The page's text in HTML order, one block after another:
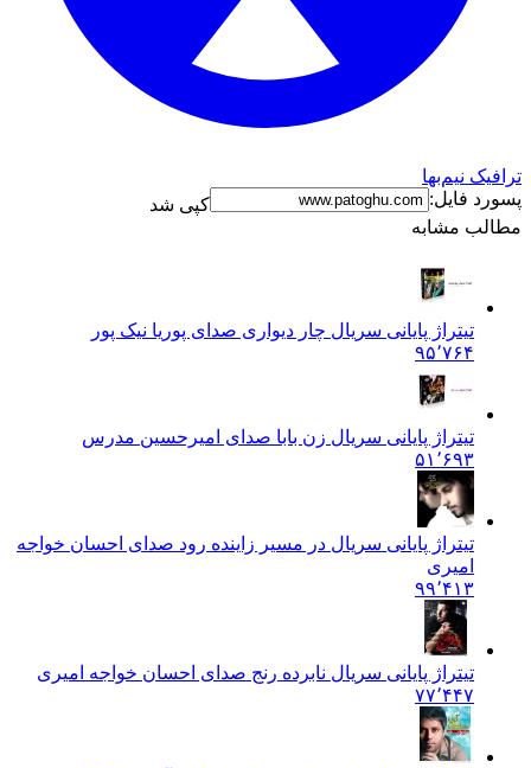
ترافیک نیم‌بها
پسورد فایل:
کپی شد
مطالب مشابه
تیتراژ پایانی سریال چار دیواری صدای پوریا نیک پور
۹۵٬۷۶۴
تیتراژ پایانی سریال زن بابا صدای امیرحسین مدرس
۵۱٬۶۹۳
تیتراژ پایانی سریال در مسیر زاینده رود صدای احسان خواجه
امیری
۹۹٬۴۱۳
تیتراژ پایانی سریال نابرده رنج صدای احسان خواجه امیری
۷۷٬۴۴۷